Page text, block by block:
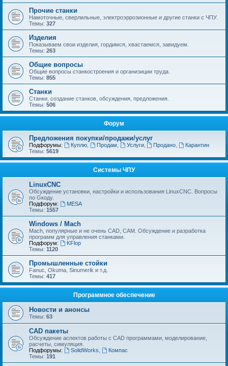
Прочие станки
Намоточные, сверлильные, электроэррозионные и другие станки с ЧПУ.
Темы: 327
Изделия
Показываем свои изделия, гордимся, хвастаемся, завидуем.
Темы: 263
Общие вопросы
Общие вопросы станкостроения и организиции труда.
Темы: 855
Станки
Станки, создание станков, обсуждения, предложения.
Темы: 506
Форум
Предложения покупки/продажи/услуг
Подфорумы: Куплю, Продам Услуги, Продано
Карантин
Темы: 5619
Системы ЧПУ
LinuxCNC
Обсуждение установки, настройки и использования LinuxCNC. Вопросы
по Gкоду.
Подфорум:
MESA
Темы: 1557
Windows / Mach
Mach, популярные и не очень CAD, CAM. Обсуждение и разработка
программ для управления станками.
Подфорум:
KFlop
Темы: 1120
Промышленные стойки
Fanuc, Okuma, Sinumerik и т.д.
Темы: 417
Программное обеспечение
Новости и анонсы
Темы: 63
CAD пакеты
Обсуждение аспектов работы с CAD программами, моделирование,
расчеты, симуляция.
Подфорумы:
SolidWorks
Компас
Темы: 191